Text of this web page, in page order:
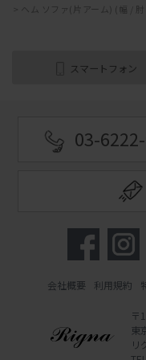
ヘム ソファ(片アーム) (幅 /
スマートフォン
03-
会社概要 利用規約
〒
東
リ